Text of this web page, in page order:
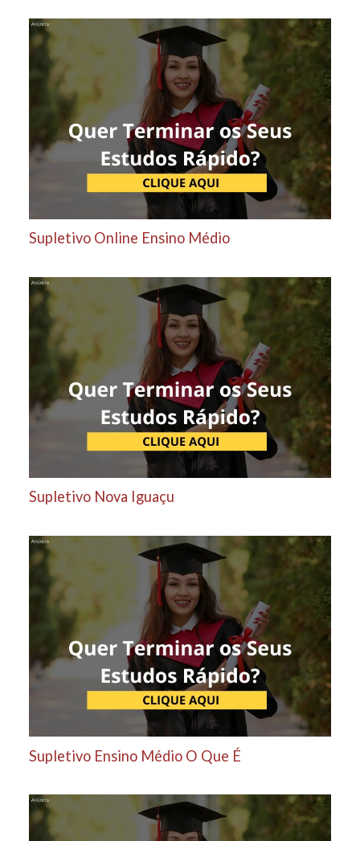
Supletivo Online Ensino Médio
Supletivo Nova Iguaçu
Supletivo Ensino Médio O Que É